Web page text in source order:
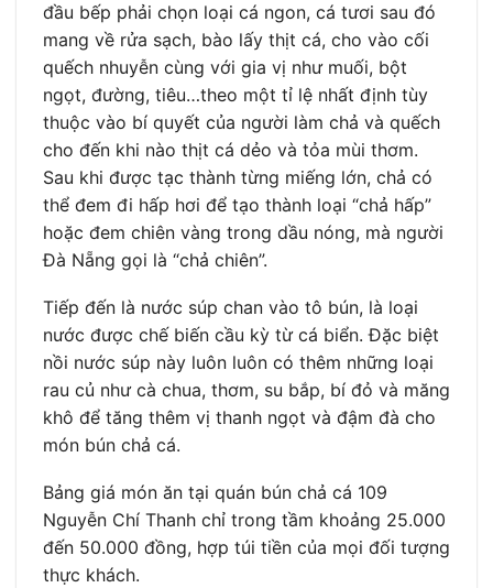
đầu bếp phải chọn loại cá ngon, cá tươi sau đó
mang về rửa sạch, bào lấy thịt cá, cho vào cối
quếch nhuyễn cùng với gia vị như muối, bột
ngọt, đường, tiêu…theo một tỉ lệ nhất định tùy
thuộc vào bí quyết của người làm chả và quếch
cho đến khi nào thịt cá dẻo và tỏa mùi thơm.
Sau khi được tạc thành từng miếng lớn, chả có
thể đem đi hấp hơi để tạo thành loại “chả hấp”
hoặc đem chiên vàng trong dầu nóng, mà người
Đà Nẵng gọi là “chả chiên”.
Tiếp đến là nước súp chan vào tô bún, là loại
nước được chế biến cầu kỳ từ cá biển. Đặc biệt
nồi nước súp này luôn luôn có thêm những loại
rau củ như cà chua, thơm, su bắp, bí đỏ và măng
khô để tăng thêm vị thanh ngọt và đậm đà cho
món bún chả cá.
Bảng giá món ăn tại quán bún chả cá 109
Nguyễn Chí Thanh chỉ trong tầm khoảng 25.000
đến 50.000 đồng, hợp túi tiền của mọi đối tượng
thực khách.